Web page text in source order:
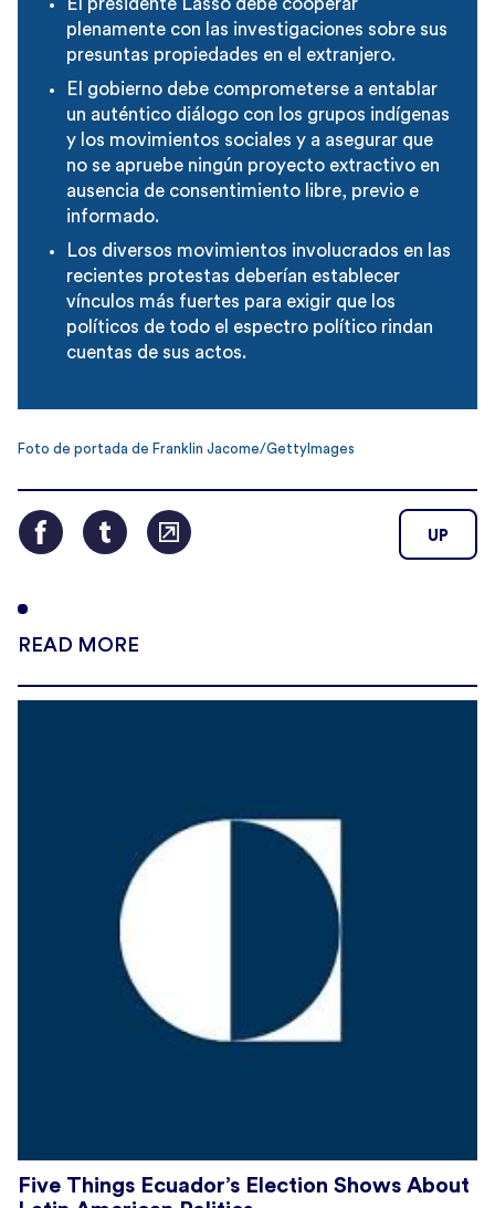
plenamente con las investigaciones sobre sus
presuntas propiedades en el extranjero.
El gobierno debe comprometerse a entablar
un auténtico diálogo con los grupos indígenas
y los movimientos sociales y a asegurar que
no se apruebe ningún proyecto extractivo en
ausencia de consentimiento libre, previo e
informado.
Los diversos movimientos involucrados en las
recientes protestas deberían establecer
vínculos más fuertes para exigir que los
políticos de todo el espectro político rindan
cuentas de sus actos.
Foto de portada de Franklin Jacome/GettyImages
UP
READ MORE
Five Things Ecuador’s Election Shows About